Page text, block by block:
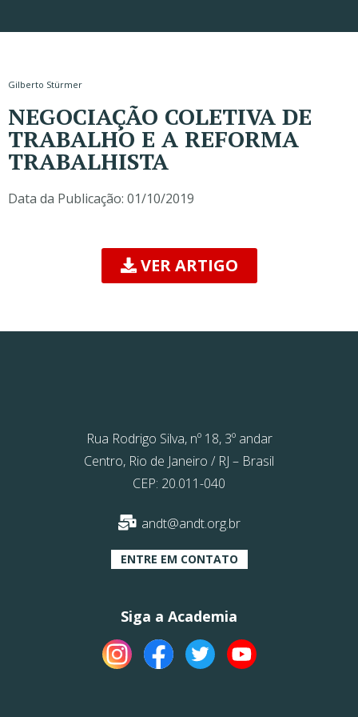
Gilberto Stürmer
NEGOCIAÇÃO COLETIVA DE
TRABALHO E A REFORMA
TRABALHISTA
Data da Publicação: 01/10/2019
VER ARTIGO
Rua Rodrigo Silva, nº 18, 3º andar
Centro, Rio de Janeiro / RJ – Brasil
CEP: 20.011-040
andt@andt.org.br
ENTRE EM CONTATO
Siga a Academia